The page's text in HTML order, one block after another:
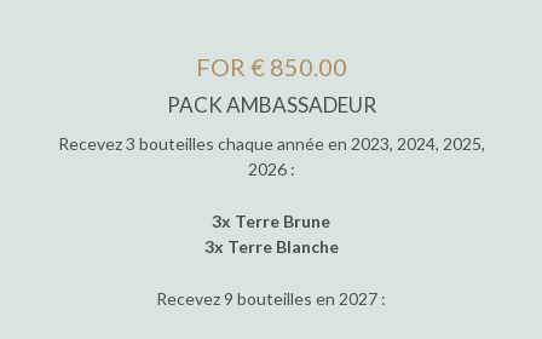
FOR € 850.00
PACK AMBASSADEUR
Recevez 3 bouteilles chaque année en 2023, 2024, 2025,
2026 :
3x Terre Brune
3x Terre Blanche
Recevez 9 bouteilles en 2027 :